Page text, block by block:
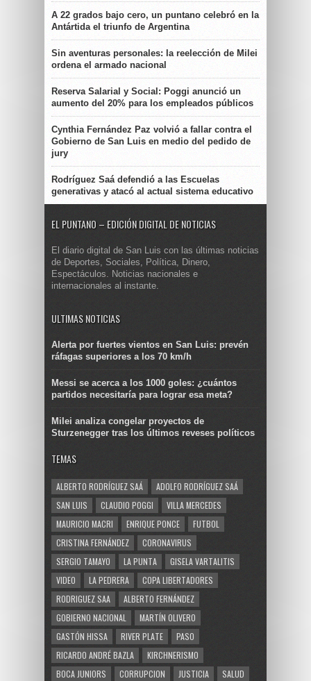
A 22 grados bajo cero, un puntano celebró en la
Antártida el triunfo de Argentina
Sin aventuras personales: la reelección de Milei
ordena el armado nacional
Reserva Salarial y Social: Poggi anunció un
aumento del 20% para los empleados públicos
Cynthia Fernández Paz volvió a fallar contra el
Gobierno de San Luis en medio del pedido de
jury
Rodríguez Saá defendió a las Escuelas
generativas y atacó al actual sistema educativo
EL PUNTANO – EDICIÓN DIGITAL DE NOTICIAS
El diario digital de San Luis con las últimas noticias
de Deportes, Sociales, Política, Dinero,
Espectáculos. Noticias nacionales e
internacionales al instante.
ULTIMAS NOTICIAS
Alerta por fuertes vientos en San Luis: prevén
ráfagas superiores a los 70 km/h
Messi se acerca a los 1000 goles: ¿cuántos
partidos necesitaría para lograr esa meta?
Milei analiza congelar proyectos de
Sturzenegger tras los últimos reveses políticos
TEMAS
ALBERTO RODRÍGUEZ SAÁ
ADOLFO RODRÍGUEZ SAÁ
SAN LUIS
CLAUDIO POGGI
VILLA MERCEDES
MAURICIO MACRI
ENRIQUE PONCE
FUTBOL
CRISTINA FERNÁNDEZ
CORONAVIRUS
SERGIO TAMAYO
LA PUNTA
GISELA VARTALITIS
VIDEO
LA PEDRERA
COPA LIBERTADORES
RODRIGUEZ SAA
ALBERTO FERNÁNDEZ
GOBIERNO NACIONAL
MARTÍN OLIVERO
GASTÓN HISSA
RIVER PLATE
PASO
RICARDO ANDRÉ BAZLA
KIRCHNERISMO
BOCA JUNIORS
CORRUPCION JUSTICIA SALUD